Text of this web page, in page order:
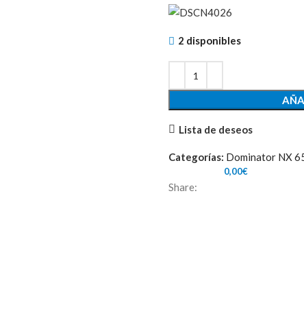
0,00€
2 disponibles
Lista de deseos
Categorías: Dominator NX
Share: